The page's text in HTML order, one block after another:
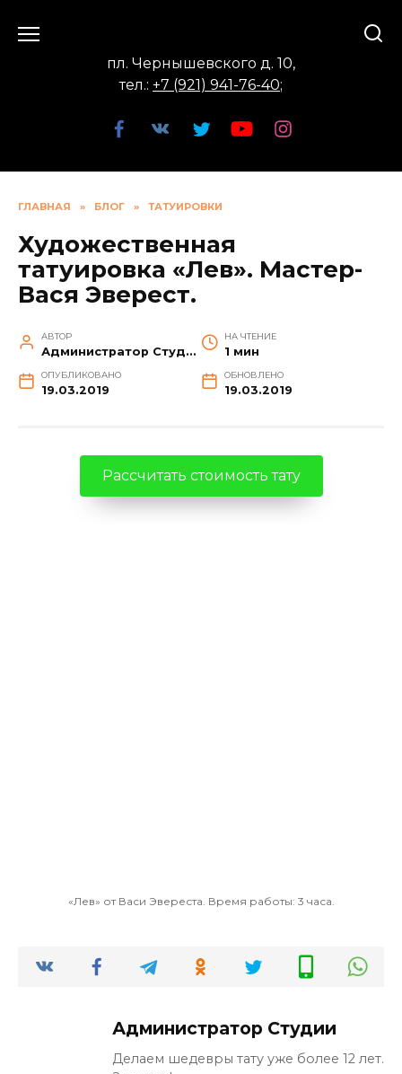
пл. Чернышевского д. 10,
тел.: +7 (921) 941-76-40;
ГЛАВНАЯ » БЛОГ » ТАТУИРОВКИ
Художественная
татуировка «Лев». Мастер-
Вася Эверест.
АВТОР
Администратор Студии
НА ЧТЕНИЕ
1 мин
ОПУБЛИКОВАНО
19.03.2019
ОБНОВЛЕНО
19.03.2019
Рассчитать стоимость тату
«Лев» от Васи Эвереста. Время работы: 3 часа.
Администратор Студии
Делаем шедевры тату уже более 12 лет.